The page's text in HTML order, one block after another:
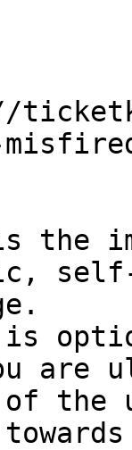
the
are
of the